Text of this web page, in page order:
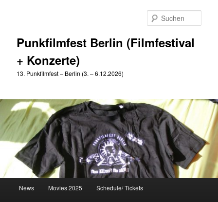
Punkfilmfest Berlin (Filmfestival
+ Konzerte)
13. Punkfilmfest – Berlin (3. – 6.12.2026)
News Movies 2025 Schedule/ Tickets